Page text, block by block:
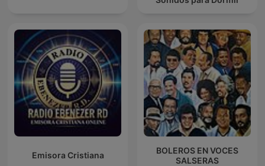
Emisora Cristiana
BOLEROS EN VOCES
SALSERAS